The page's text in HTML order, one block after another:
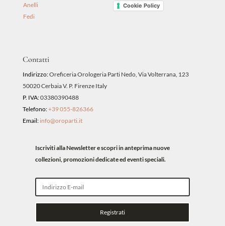
Anelli
Fedi
Cookie Policy
Contatti
Indirizzo:Oreficeria Orologeria Parti Nedo, Via Volterrana, 123
50020 Cerbaia V. P. Firenze Italy
P. IVA:03380390488
Telefono:+39 055-826366
Email: info@oroparti.it
Iscriviti alla Newsletter e scopri in anteprima nuove
collezioni, promozioni dedicate ed eventi speciali.
Registrati